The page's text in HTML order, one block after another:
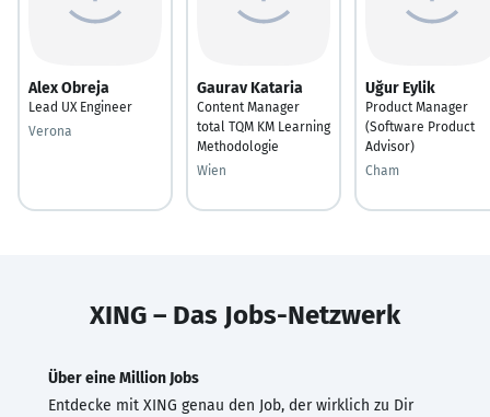
Alex Obreja
Lead UX Engineer
Verona
Gaurav Kataria
Content Manager
total TQM KM Learning
Methodologie
Wien
Uğur Eylik
Product Manager
(Software Product
Advisor)
Cham
XING – Das Jobs-Netzwerk
Über eine Million Jobs
Entdecke mit XING genau den Job, der wirklich zu Dir